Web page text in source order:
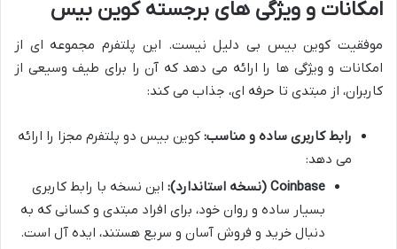
امکانات و ویژگی های برجسته کوین بیس
موفقیت کوین بیس بی دلیل نیست. این پلتفرم مجموعه ای از
امکانات و ویژگی ها را ارائه می دهد که آن را برای طیف وسیعی از
کاربران، از مبتدی تا حرفه ای، جذاب می کند:
رابط کاربری ساده و مناسب: کوین بیس دو پلتفرم مجزا را ارائه
می دهد:
Coinbase (نسخه استاندارد):
این نسخه با رابط کاربری
بسیار ساده و روان خود، برای افراد مبتدی و کسانی که به
دنبال خرید و فروش آسان و سریع هستند، ایده آل است.